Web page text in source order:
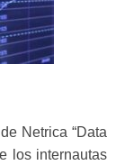
Netrica “Data
los internautas